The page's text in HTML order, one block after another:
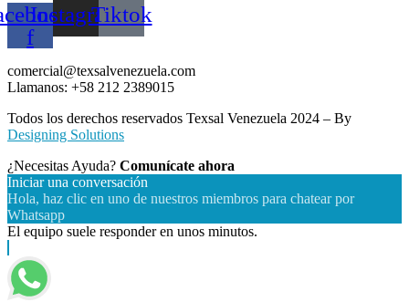
f
InstagramTiktok
comercial@texsalvenezuela.com
Llamanos: +58 212 2389015
Todos los derechos reservados Texsal Venezuela 2024 – By
Designing Solutions
¿Necesitas Ayuda? Comunícate ahora
Iniciar una conversación
Hola, haz clic en uno de nuestros miembros para chatear por
Whatsapp
El equipo suele responder en unos minutos.